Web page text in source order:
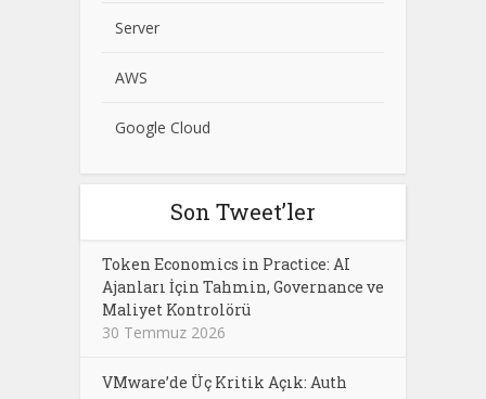
Server
AWS
Google Cloud
Son Tweet’ler
Token Economics in Practice: AI
Ajanları İçin Tahmin, Governance ve
Maliyet Kontrolörü
30 Temmuz 2026
VMware’de Üç Kritik Açık: Auth